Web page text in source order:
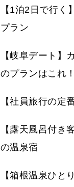
【1泊2日で行く
プラン
【岐阜デート】
のプランはこれ！
【社員旅行の定
【露天風呂付き
の温泉宿
【箱根温泉ひと